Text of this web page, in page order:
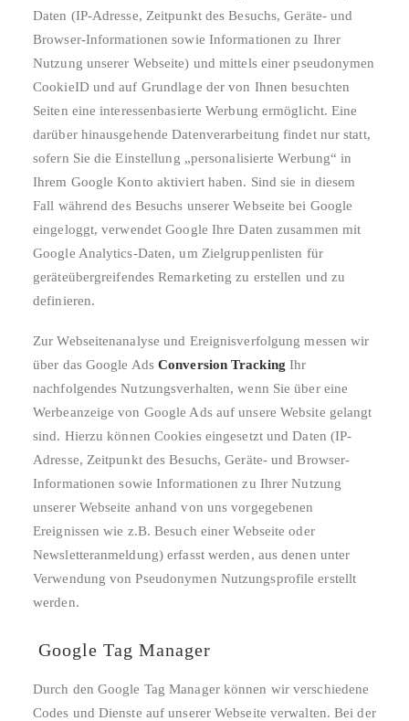
Daten (IP-Adresse, Zeitpunkt des Besuchs, Geräte- und
Browser-Informationen sowie Informationen zu Ihrer
Nutzung unserer Webseite) und mittels einer pseudonymen
CookieID und auf Grundlage der von Ihnen besuchten
Seiten eine interessenbasierte Werbung ermöglicht. Eine
darüber hinausgehende Datenverarbeitung findet nur statt,
sofern Sie die Einstellung „personalisierte Werbung“ in
Ihrem Google Konto aktiviert haben. Sind sie in diesem
Fall während des Besuchs unserer Webseite bei Google
eingeloggt, verwendet Google Ihre Daten zusammen mit
Google Analytics-Daten, um Zielgruppenlisten für
geräteübergreifendes Remarketing zu erstellen und zu
definieren.
Zur Webseitenanalyse und Ereignisverfolgung messen wir
über das Google Ads Conversion Tracking Ihr
nachfolgendes Nutzungsverhalten, wenn Sie über eine
Werbeanzeige von Google Ads auf unsere Website gelangt
sind. Hierzu können Cookies eingesetzt und Daten (IP-
Adresse, Zeitpunkt des Besuchs, Geräte- und Browser-
Informationen sowie Informationen zu Ihrer Nutzung
unserer Webseite anhand von uns vorgegebenen
Ereignissen wie z.B. Besuch einer Webseite oder
Newsletteranmeldung) erfasst werden, aus denen unter
Verwendung von Pseudonymen Nutzungsprofile erstellt
werden.
Google Tag Manager
Durch den Google Tag Manager können wir verschiedene
Codes und Dienste auf unserer Webseite verwalten. Bei der